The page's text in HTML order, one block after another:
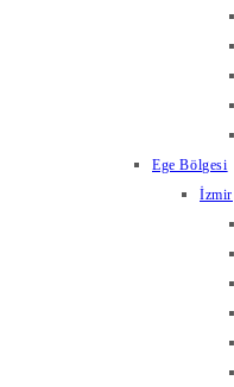
Ege Bölgesi
İzmir